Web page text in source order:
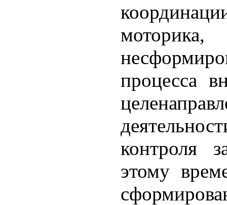
процесса
контроля
этому